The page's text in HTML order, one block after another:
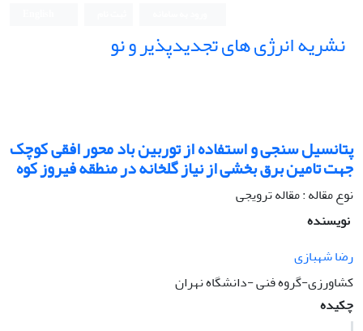
نشریه انرژی های تجدیدپذیر و نو
پتانسیل سنجی و استفاده از توربین باد محور افقی کوچک
جهت تامین برق بخشی از نیاز گلخانه در منطقه فیروز کوه
نوع مقاله : مقاله ترویجی
نویسنده
رضا شهبازی
کشاورزی-گروه فنی -دانشگاه نهران
چکیده